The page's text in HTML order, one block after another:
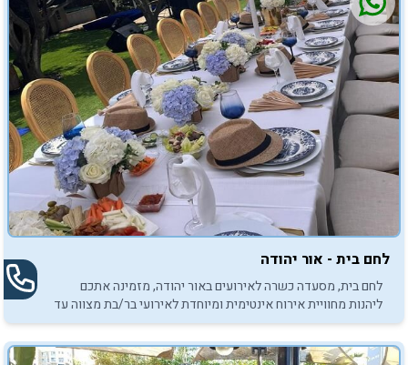
לחם בית - אור יהודה
לחם בית, מסעדה כשרה לאירועים באור יהודה, מזמינה אתכם
ליהנות מחוויית אירוח אינטימית ומיוחדת לאירועי בר/בת מצווה עד
100 משתתפים.